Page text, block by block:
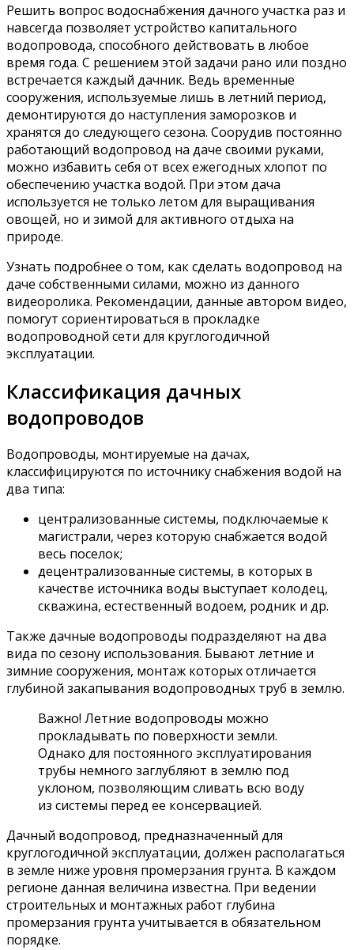
Решить вопрос водоснабжения дачного участка раз и
навсегда позволяет устройство капитального
водопровода, способного действовать в любое
время года. С решением этой задачи рано или поздно
встречается каждый дачник. Ведь временные
сооружения, используемые лишь в летний период,
демонтируются до наступления заморозков и
хранятся до следующего сезона. Соорудив постоянно
работающий водопровод на даче своими руками,
можно избавить себя от всех ежегодных хлопот по
обеспечению участка водой. При этом дача
используется не только летом для выращивания
овощей, но и зимой для активного отдыха на
природе.
Узнать подробнее о том, как сделать водопровод на
даче собственными силами, можно из данного
видеоролика. Рекомендации, данные автором видео,
помогут сориентироваться в прокладке
водопроводной сети для круглогодичной
эксплуатации.
Классификация дачных
водопроводов
Водопроводы, монтируемые на дачах,
классифицируются по источнику снабжения водой на
два типа:
централизованные системы, подключаемые к
магистрали, через которую снабжается водой
весь поселок;
децентрализованные системы, в которых в
качестве источника воды выступает колодец,
скважина, естественный водоем, родник и др.
Также дачные водопроводы подразделяют на два
вида по сезону использования. Бывают летние и
зимние сооружения, монтаж которых отличается
глубиной закапывания водопроводных труб в землю.
Важно! Летние водопроводы можно
прокладывать по поверхности земли.
Однако для постоянного эксплуатирования
трубы немного заглубляют в землю под
уклоном, позволяющим сливать всю воду
из системы перед ее консервацией.
Дачный водопровод, предназначенный для
круглогодичной эксплуатации, должен располагаться
в земле ниже уровня промерзания грунта. В каждом
регионе данная величина известна. При ведении
строительных и монтажных работ глубина
промерзания грунта учитывается в обязательном
порядке.